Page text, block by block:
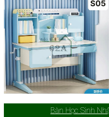
Bàn Học Sinh